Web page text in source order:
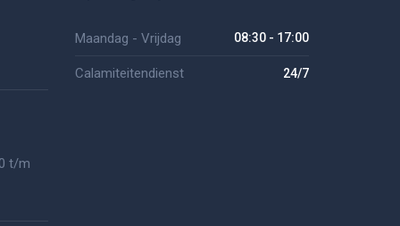
t/m
Maandag - Vrijdag 08:30 - 17:00
Calamiteitendienst 24/7